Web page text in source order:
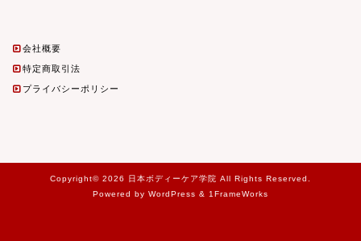
会社概要
特定商取引法
プライバシーポリシー
Copyright© 2026 日本ボディーケア学院 All Rights Reserved.
Powered by WordPress & 1FrameWorks